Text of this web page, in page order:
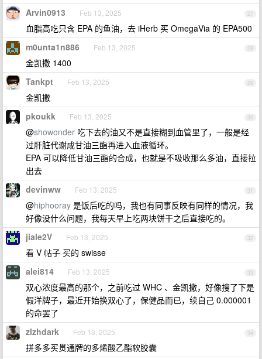
27
Arvin0913 Feb 13, 2025
血脂高吃只含 EPA 的鱼油，去 iHerb 买 OmegaVia 的 EPA500
28
m0unta1n886 Feb 13, 2025
金凯撒 1400
29
Tankpt Feb 13, 2025
金凯撒
30
pkoukk Feb 13, 2025
@showonder 吃下去的油又不是直接糊到血管里了，一般是经
过肝脏代谢成甘油三酯再进入血液循环。
EPA 可以降低甘油三酯的合成，也就是不吸收那么多油，直接拉
出去
31
devinww Feb 13, 2025
@hiphooray 是饭后吃的吗，我也有同事反映有同样的情况，我
好像没什么问题，我每天早上吃两块饼干之后直接吃的。
32
jiale2V Feb 13, 2025
看 V 帖子 买的 swisse
33
alei814 Feb 13, 2025
双心浓度最高的那个，之前吃过 WHC 、金凯撒，好像搜了下是
假洋牌子，最近开始换双心了，保健品而已，续自己 0.000001
的命罢了
34
zlzhdark Feb 13, 2025
拼多多买贯通牌的多烯酸乙酯软胶囊